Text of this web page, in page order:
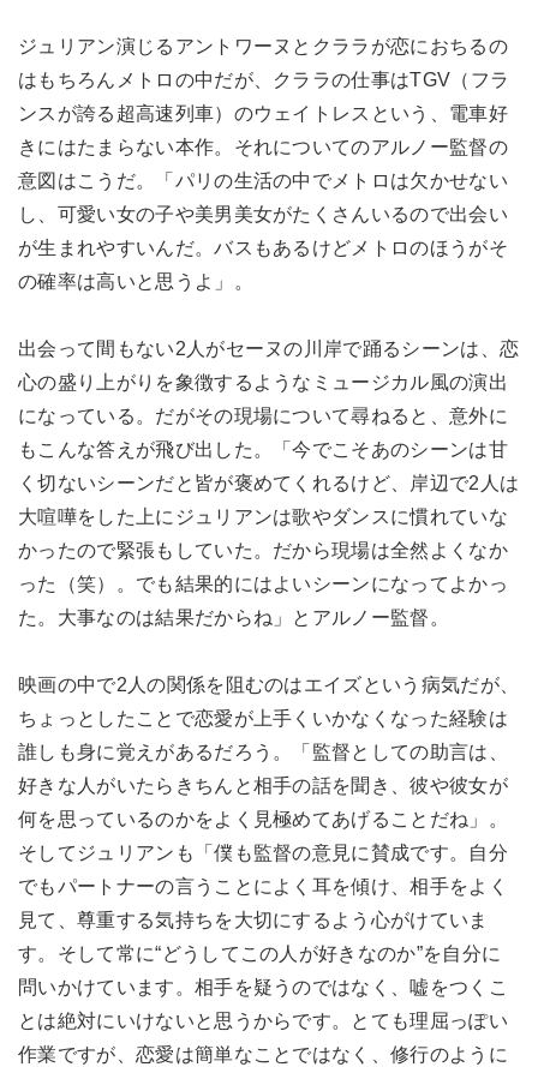
ジュリアン演じるアントワーヌとクララが恋におちるの
はもちろんメトロの中だが、クララの仕事はTGV（フラ
ンスが誇る超高速列車）のウェイトレスという、電車好
きにはたまらない本作。それについてのアルノー監督の
意図はこうだ。「パリの生活の中でメトロは欠かせない
し、可愛い女の子や美男美女がたくさんいるので出会い
が生まれやすいんだ。バスもあるけどメトロのほうがそ
の確率は高いと思うよ」。
出会って間もない2人がセーヌの川岸で踊るシーンは、恋
心の盛り上がりを象徴するようなミュージカル風の演出
になっている。だがその現場について尋ねると、意外に
もこんな答えが飛び出した。「今でこそあのシーンは甘
く切ないシーンだと皆が褒めてくれるけど、岸辺で2人は
大喧嘩をした上にジュリアンは歌やダンスに慣れていな
かったので緊張もしていた。だから現場は全然よくなか
った（笑）。でも結果的にはよいシーンになってよかっ
た。大事なのは結果だからね」とアルノー監督。
映画の中で2人の関係を阻むのはエイズという病気だが、
ちょっとしたことで恋愛が上手くいかなくなった経験は
誰しも身に覚えがあるだろう。「監督としての助言は、
好きな人がいたらきちんと相手の話を聞き、彼や彼女が
何を思っているのかをよく見極めてあげることだね」。
そしてジュリアンも「僕も監督の意見に賛成です。自分
でもパートナーの言うことによく耳を傾け、相手をよく
見て、尊重する気持ちを大切にするよう心がけていま
す。そして常に“どうしてこの人が好きなのか”を自分に
問いかけています。相手を疑うのではなく、嘘をつくこ
とは絶対にいけないと思うからです。とても理屈っぽい
作業ですが、恋愛は簡単なことではなく、修行のように